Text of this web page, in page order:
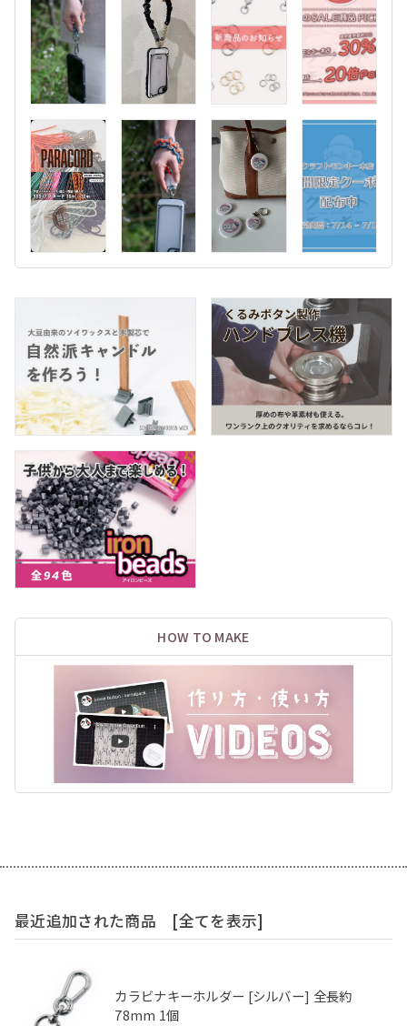
HOW TO MAKE
最近追加された商品 [全てを表示]
カラビナキーホルダー [シルバー] 全長約
78mm 1個